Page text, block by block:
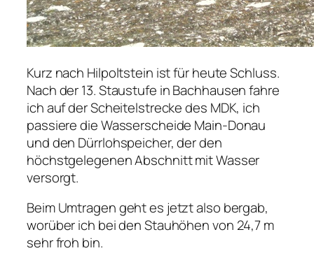
Kurz nach Hilpoltstein ist für heute Schluss.
Nach der 13. Staustufe in Bachhausen fahre
ich auf der Scheitelstrecke des MDK, ich
passiere die Wasserscheide Main-Donau
und den Dürrlohspeicher, der den
höchstgelegenen Abschnitt mit Wasser
versorgt.
Beim Umtragen geht es jetzt also bergab,
worüber ich bei den Stauhöhen von 24,7 m
sehr froh bin.